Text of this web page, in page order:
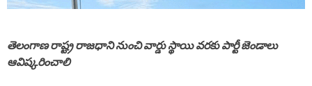
తెలంగాణ రాష్ట్ర రాజధాని నుంచి వార్డు స్థాయి వరకు పార్టీ జెండాలు
ఆవిష్కరించాలి